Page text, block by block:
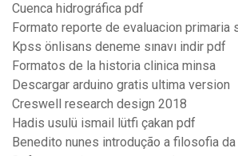
Cuenca hidrográfica pdf
Formato reporte de evaluacion primaria
Kpss önlisans deneme sınavı indir pdf
Formatos de la historia clinica minsa
Descargar arduino gratis ultima version
Creswell research design 2018
Hadis usulü ismail lütfi çakan pdf
Benedito nunes introdução a filosofia